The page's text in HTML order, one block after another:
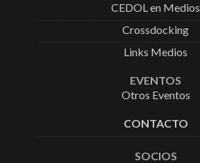
CEDOL en Medios
Crossdocking
Links Medios
EVENTOS
Otros Eventos
CONTACTO
SOCIOS